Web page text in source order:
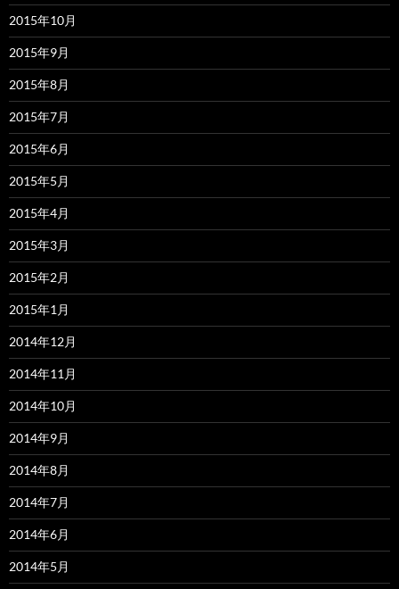
2015年10月
2015年9月
2015年8月
2015年7月
2015年6月
2015年5月
2015年4月
2015年3月
2015年2月
2015年1月
2014年12月
2014年11月
2014年10月
2014年9月
2014年8月
2014年7月
2014年6月
2014年5月